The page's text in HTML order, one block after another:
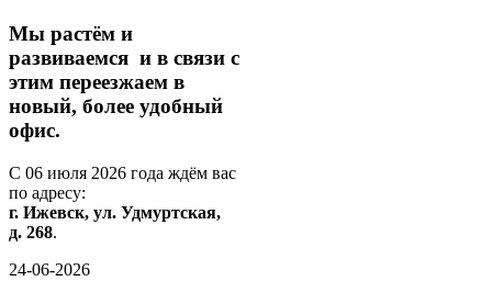
Мы растём и
развиваемся и в связи с
этим переезжаем в
новый, более удобный
офис.
С 06 июля 2026 года ждём вас
по адресу:
г. Ижевск, ул. Удмуртская,
д. 268.
24-06-2026